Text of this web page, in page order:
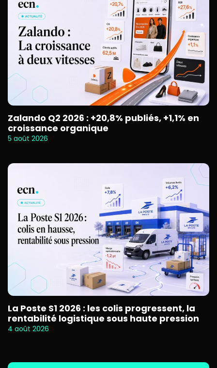
Zalando Q2 2026 : +20,8% publiés, +1,1% en
croissance organique
5 août 2026
La Poste S1 2026 : les colis progressent, la
rentabilité logistique sous haute pression
4 août 2026